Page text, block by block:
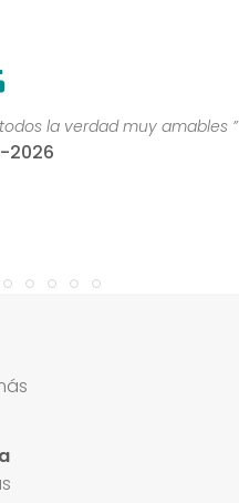
la verdad muy amables ”
2026